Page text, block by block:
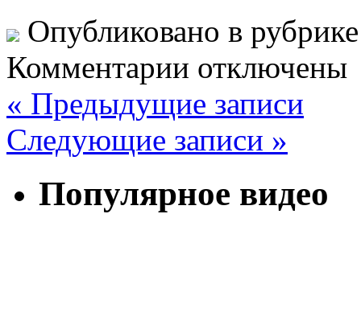
Опубликовано в
Комментарии отключены
« Предыдущие записи
Следующие записи »
Популярное видео